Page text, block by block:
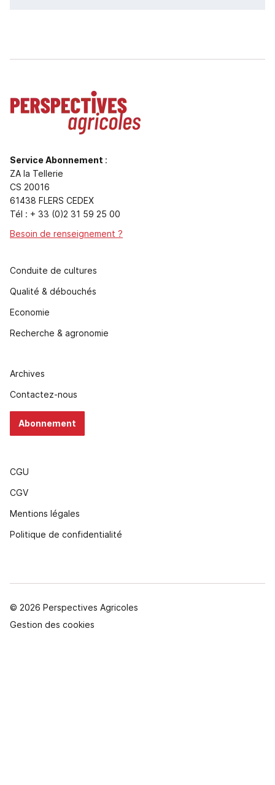
Service Abonnement :
ZA la Tellerie
CS 20016
61438 FLERS CEDEX
Tél : + 33 (0)2 31 59 25 00
Besoin de renseignement ?
Conduite de cultures
Qualité & débouchés
Economie
Recherche & agronomie
Archives
Contactez-nous
Abonnement
CGU
CGV
Mentions légales
Politique de confidentialité
© 2026 Perspectives Agricoles
Gestion des cookies